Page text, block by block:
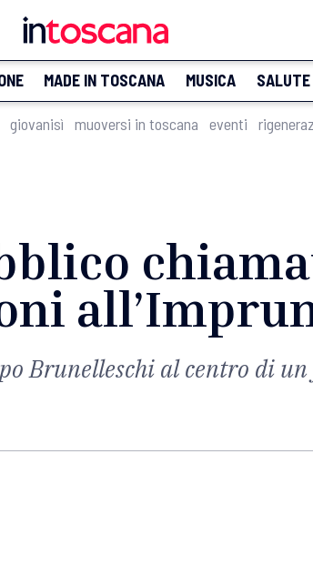
MADE IN TOSCANA MUSICA SALUTE
giovanisì muoversi in toscana eventi
Brunelleschi al centro di